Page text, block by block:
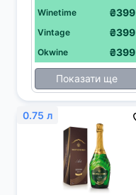
Winetime ₴399
Vintage ₴399
Okwine ₴399
Показати ще
0.75 л